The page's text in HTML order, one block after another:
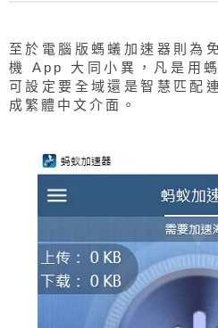
至於電腦版螞蟻加速器則為
機 App 大同小異，凡是用
可設定要全域還是智慧匹配
成繁體中文介面。